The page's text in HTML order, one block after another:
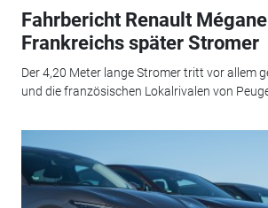
Fahrbericht Renault
Frankreichs später Stromer
Der 4,20 Meter lange Stromer tritt vor allem
und die französischen Lokalrivalen von